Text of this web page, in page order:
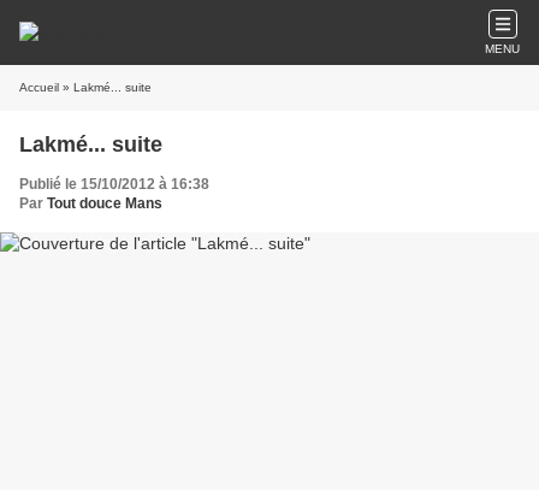
MENU
Accueil » Lakmé... suite
Lakmé... suite
Publié le 15/10/2012 à 16:38
Par Tout douce Mans